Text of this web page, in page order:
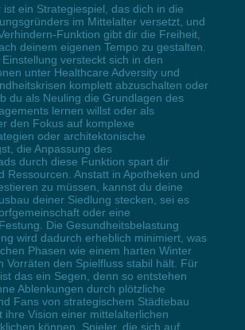
ein Strategiespiel, das dich in die
im Mittelalter versetzt, und
Funktion gibt dir die Freiheit,
deinem eigenen Tempo zu gestalten.
versteckt sich in den
unter Healthcare Adversity und
komplett abzuschalten oder
du als Neuling die Grundlagen des
lernen willst oder als
den Fokus auf komplexe
oder architektonische
die Anpassung des
durch diese Funktion spart dir
Ressourcen. Anstatt in Apotheken und
zu müssen, kannst du deine
deiner Siedlung stecken, sei es
oder eine
Die Gesundheitsbelastung
wird dadurch erheblich minimiert, was
Phasen wie einem harten Winter
Vorräten den Spielfluss stabil hält. Für
das ein Segen, denn so entstehen
Ablenkungen durch plötzliche
Fans von strategischem Städtebau
ihre Vision einer mittelalterlichen
können. Spieler, die sich auf